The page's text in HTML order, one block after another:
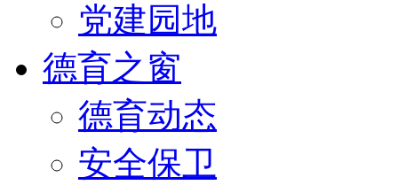
党建园地
德育之窗
德育动态
安全保卫